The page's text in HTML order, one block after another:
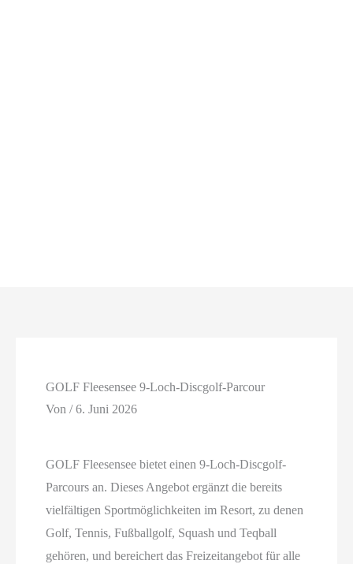
GOLF Fleesensee 9-Loch-Discgolf-Parcour
Von/6. Juni 2026
GOLF Fleesensee bietet einen 9-Loch-Discgolf-
Parcours an. Dieses Angebot ergänzt die bereits
vielfältigen Sportmöglichkeiten im Resort, zu denen
Golf, Tennis, Fußballgolf, Squash und Teqball
gehören, und bereichert das Freizeitangebot für alle